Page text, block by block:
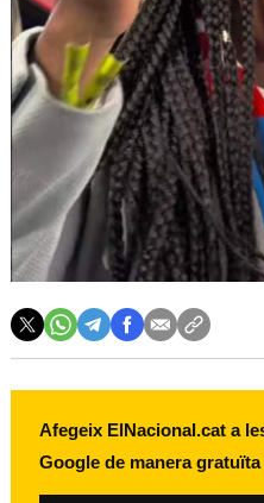
Afegeix ElNacional.cat a
Google de manera gratuïta